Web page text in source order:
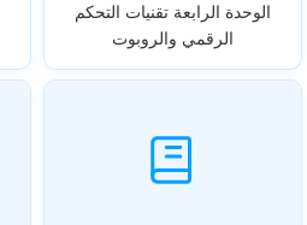
الوحدة الرابعة تقنيات التحكم
الرقمي والروبوت